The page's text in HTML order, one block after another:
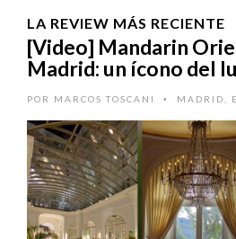
LA REVIEW MÁS RECIENTE
[Video] Mandarin
Madrid: un ícono del
POR MARCOS TOSCANI • MADRID